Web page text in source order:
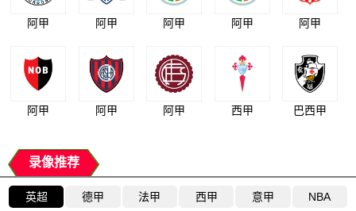
阿甲 阿甲 阿甲 阿甲 阿甲
阿甲 阿甲 阿甲 西甲 巴西甲
录像推荐
英超 德甲 法甲 西甲 意甲 NBA